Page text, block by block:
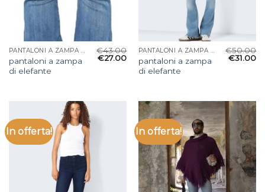
PANTALONI A ZAMPA DI ELEFANTE
pantaloni a zampa
di elefante
€43.00
€27.00
PANTALONI A ZAMPA DI ELEFANTE
pantaloni a zampa
di elefante
€50.00
€31.00
In offerta! In offerta!